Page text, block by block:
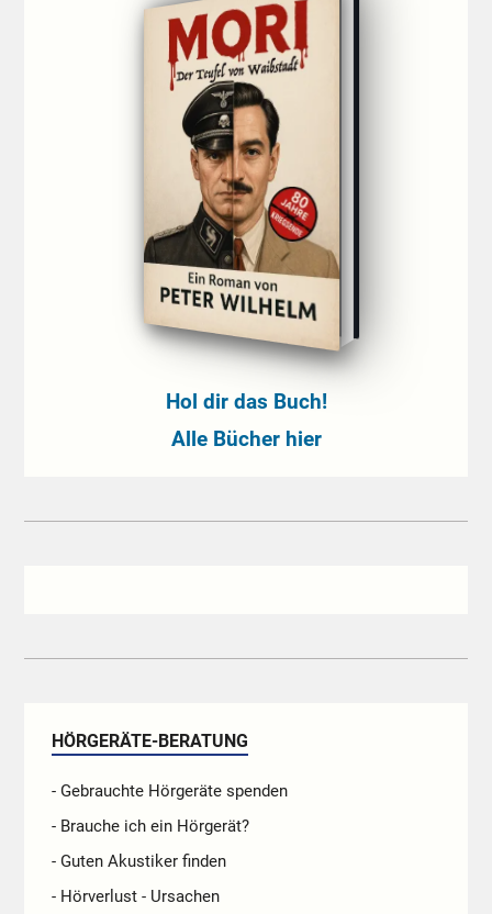
Hol dir das Buch!
Alle Bücher hier
HÖRGERÄTE-BERATUNG
- Gebrauchte Hörgeräte spenden
- Brauche ich ein Hörgerät?
- Guten Akustiker finden
- Hörverlust - Ursachen